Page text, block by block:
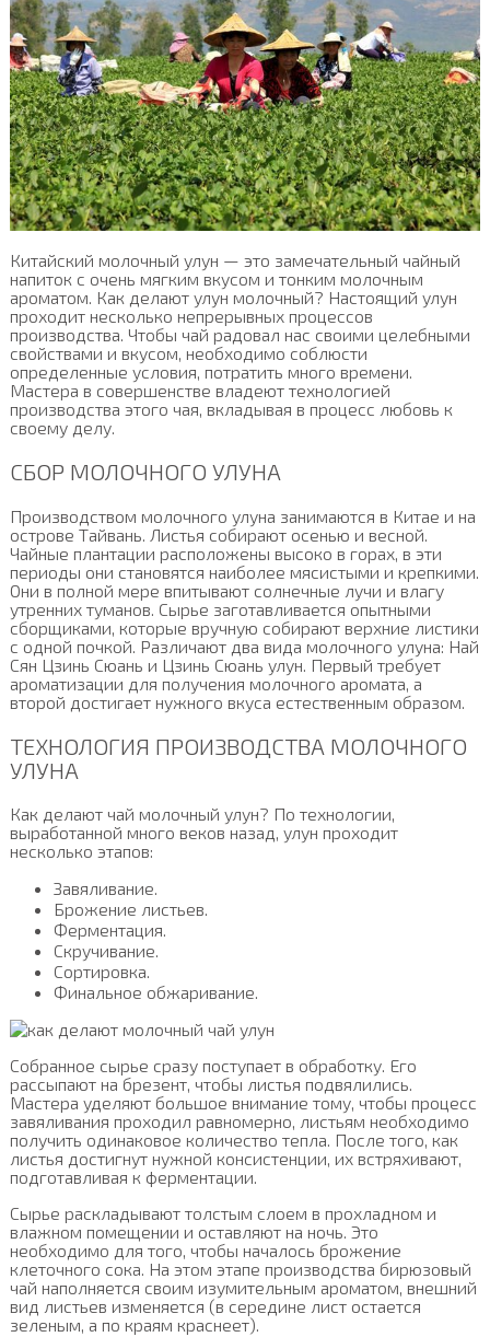
Китайский молочный улун — это замечательный чайный
напиток с очень мягким вкусом и тонким молочным
ароматом. Как делают улун молочный? Настоящий улун
проходит несколько непрерывных процессов
производства. Чтобы чай радовал нас своими целебными
свойствами и вкусом, необходимо соблюсти
определенные условия, потратить много времени.
Мастера в совершенстве владеют технологией
производства этого чая, вкладывая в процесс любовь к
своему делу.
СБОР МОЛОЧНОГО УЛУНА
Производством молочного улуна занимаются в Китае и на
острове Тайвань. Листья собирают осенью и весной.
Чайные плантации расположены высоко в горах, в эти
периоды они становятся наиболее мясистыми и крепкими.
Они в полной мере впитывают солнечные лучи и влагу
утренних туманов. Сырье заготавливается опытными
сборщиками, которые вручную собирают верхние листики
с одной почкой. Различают два вида молочного улуна: Най
Сян Цзинь Сюань и Цзинь Сюань улун. Первый требует
ароматизации для получения молочного аромата, а
второй достигает нужного вкуса естественным образом.
ТЕХНОЛОГИЯ ПРОИЗВОДСТВА МОЛОЧНОГО
УЛУНА
Как делают чай молочный улун? По технологии,
выработанной много веков назад, улун проходит
несколько этапов:
Завяливание.
Брожение листьев.
Ферментация.
Скручивание.
Сортировка.
Финальное обжаривание.
Собранное сырье сразу поступает в обработку. Его
рассыпают на брезент, чтобы листья подвялились.
Мастера уделяют большое внимание тому, чтобы процесс
завяливания проходил равномерно, листьям необходимо
получить одинаковое количество тепла. После того, как
листья достигнут нужной консистенции, их встряхивают,
подготавливая к ферментации.
Сырье раскладывают толстым слоем в прохладном и
влажном помещении и оставляют на ночь. Это
необходимо для того, чтобы началось брожение
клеточного сока. На этом этапе производства бирюзовый
чай наполняется своим изумительным ароматом, внешний
вид листьев изменяется (в середине лист остается
зеленым, а по краям краснеет).